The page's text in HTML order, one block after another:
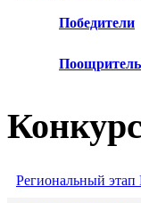
Победители
Региональный